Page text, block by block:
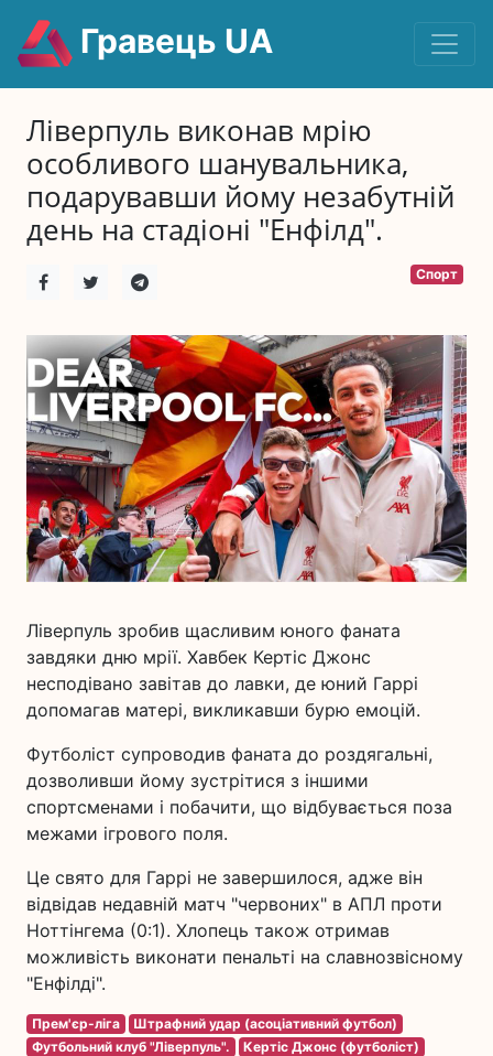
Гравець UA
Ліверпуль виконав мрію
особливого шанувальника,
подарувавши йому незабутній
день на стадіоні "Енфілд".
Спорт
Ліверпуль зробив щасливим юного фаната
завдяки дню мрії. Хавбек Кертіс Джонс
несподівано завітав до лавки, де юний Гаррі
допомагав матері, викликавши бурю емоцій.
Футболіст супроводив фаната до роздягальні,
дозволивши йому зустрітися з іншими
спортсменами і побачити, що відбувається поза
межами ігрового поля.
Це свято для Гаррі не завершилося, адже він
відвідав недавній матч "червоних" в АПЛ проти
Ноттінгема (0:1). Хлопець також отримав
можливість виконати пенальті на славнозвісному
"Енфілді".
Прем'єр-ліга
Штрафний удар (асоціативний футбол)
Футбольний клуб "Ліверпуль".
Кертіс Джонс (футболіст)